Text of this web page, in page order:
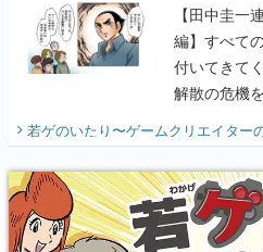
【田中圭一
編】すべて
付いてきて
解散の危機
開く。業界
『少年ジャ
り】
若ゲのいたり〜ゲームクリエイター